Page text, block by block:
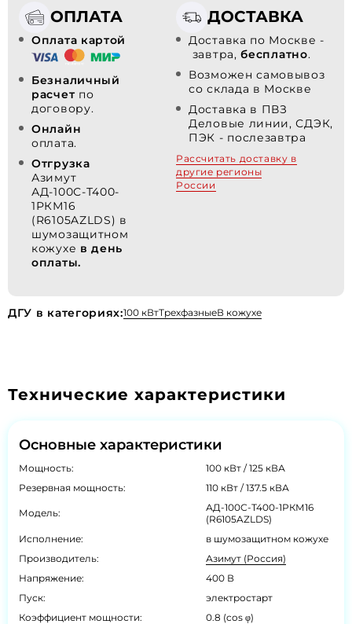
ОПЛАТА
Оплата картой
Безналичный
расчет по
договору.
Онлайн
оплата.
Отгрузка
Азимут
АД-100С-Т400-
1РКМ16
(R6105AZLDS) в
шумозащитном
кожухе в день
оплаты.
ДОСТАВКА
Доставка по Москве -
завтра,бесплатно.
Возможен самовывоз
со склада в Москве
Доставка в ПВЗ
Деловые линии, СДЭК,
ПЭК - послезавтра
Рассчитать доставку в
другие регионы
России
ДГУ в категориях:100 кВтТрехфазныеВ кожухе
Технические характеристики
Основные характеристики
Мощность:
100 кВт / 125 кВА
Резервная мощность:
110 кВт / 137.5 кВА
Модель:
АД-100С-Т400-1РКМ16
(R6105AZLDS)
Исполнение:
в шумозащитном кожухе
Производитель:
Азимут (Россия)
Напряжение:
400 В
Пуск:
электростарт
Коэффициент мощности:
0.8 (cos φ)